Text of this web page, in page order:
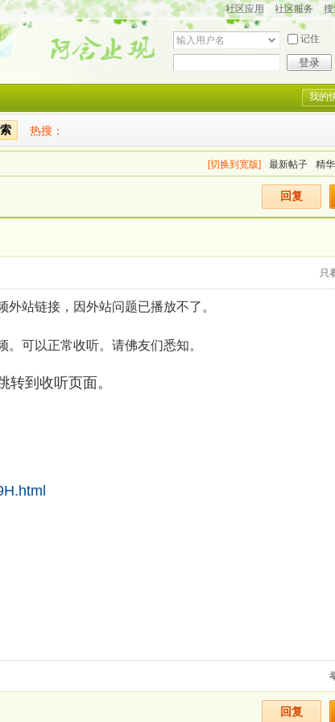
社区应用 社区服务
记住
登录
我的
热搜：
[切换到宽版] 最新帖子 精
回复
只
站链接，因外站问题已播放不了。
可以正常收听。请佛友们悉知。
转到收听页面。
回复